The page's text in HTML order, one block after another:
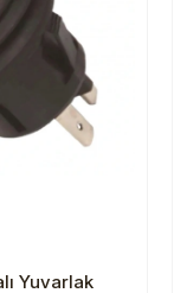
Ekle
Yuvarlak